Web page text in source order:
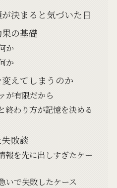
決まると気づいた日
の基礎
か
か
えてしまうのか
が有限だから
終わり方が記憶を決める
敗談
報を先に出しすぎたケー
いで失敗したケース